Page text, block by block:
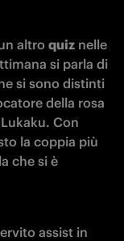
altro quiz nelle
si parla di
si sono distinti
della rosa
Con
la coppia più
che si è
assist in